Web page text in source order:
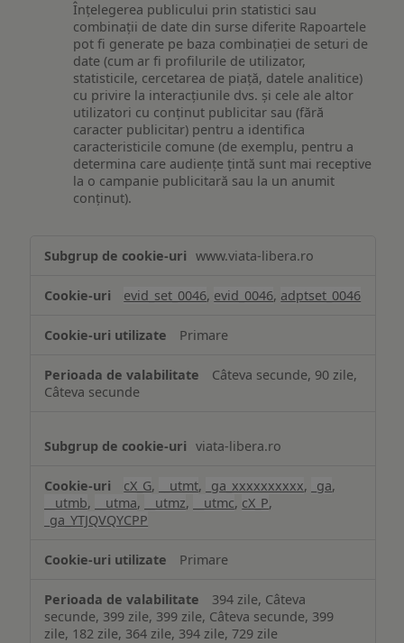
Înțelegerea publicului prin statistici sau
combinații de date din surse diferite Rapoartele
pot fi generate pe baza combinației de seturi de
date (cum ar fi profilurile de utilizator,
statisticile, cercetarea de piață, datele analitice)
cu privire la interacțiunile dvs. și cele ale altor
utilizatori cu conținut publicitar sau (fără
caracter publicitar) pentru a identifica
caracteristicile comune (de exemplu, pentru a
determina care audiențe țintă sunt mai receptive
la o campanie publicitară sau la un anumit
conținut).
www.viata-libera.ro
evid_set_0046, evid_0046, adptset_0046
Primare
Câteva secunde, 90 zile,
Câteva secunde
viata-libera.ro
cX_G, __utmt, _ga_xxxxxxxxxx, _ga,
__utmb, __utma, __utmz, __utmc, cX_P,
_ga_YTJQVQYCPP
Primare
394 zile, Câteva
secunde, 399 zile, 399 zile, Câteva secunde, 399
zile, 182 zile, 364 zile, 394 zile, 729 zile